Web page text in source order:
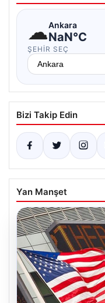
☁Ankara
NaN°C
ŞEHIR SEÇ
Bizi Takip Edin
Yan Manşet